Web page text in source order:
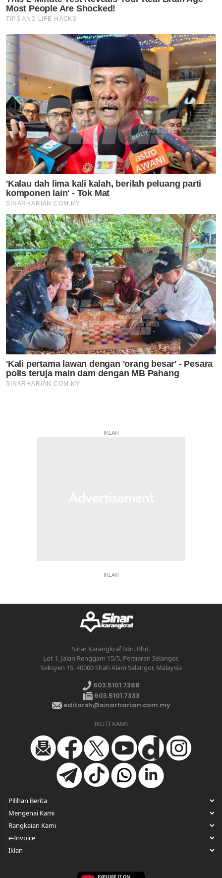
- IKLAN -
- IKLAN -
Sinar Karangkraf Sdn. Bhd.
Lot 1, Jalan Renggam 15/5, Persiaran Selangor,
Seksyen 15, 40000 Shah Alam Selangor, Malaysia
603.5101.7388
603.5101.7333
editorsh@sinarharian.com.my
IKUTI KAMI